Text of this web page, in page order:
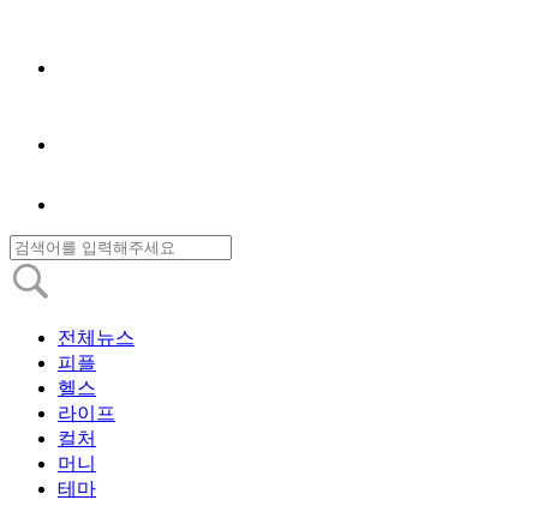
전체뉴스
피플
헬스
라이프
컬처
머니
테마